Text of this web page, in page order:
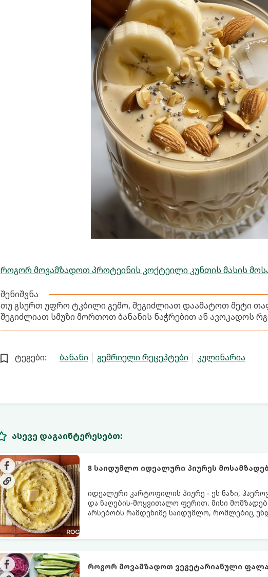
როგორ მოვამზადოთ პროტეინის კოქტეილი კუნთის მასის
შენიშვნა
თუ გსურთ უფრო ტკბილი გემო, შეგიძლიათ დაამატოთ მეტი
შეგიძლიათ სმუზი მორთოთ ბანანის ნაჭრებით ან ავოკადოს
ტეგები: ბანანი გემრიელი რეცეპტები კულინარია
ასევე დაგაინტერესებთ:
8 საიდუმლო იდეალური პიურეს
იდეალური კარტოფილის პიურე - ეს ნაზი,
და ნაღების-მოყვითალო ფერით. მისი
არსებობს რამდენიმე საიდუმლო, რომლებიც
როგორ მოვამზადოთ ვეგეტარიანული